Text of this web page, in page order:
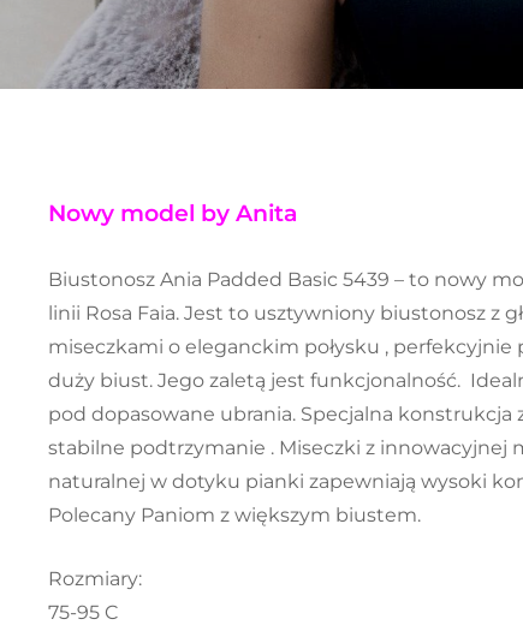
Nowy model by Anita
Biustonosz Ania Padded Basic 5439 – to nowy
linii Rosa Faia. Jest to usztywniony biustonosz z
miseczkami o eleganckim połysku ,
duży biust. Jego zaletą jest funkcjonalność.
pod dopasowane ubrania. Specjalna konstrukcja
stabilne podtrzymanie . Miseczki z innowacyjnej
naturalnej w dotyku pianki zapewniają wysoki
Polecany Paniom z większym biustem.
Rozmiary:
75-95 C